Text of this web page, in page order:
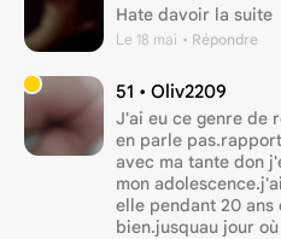
Hate davoir la suite
Le 18 mai • Répondre
51 • Oliv2209
J'ai eu ce genre de
en parle
avec ma tante don
mon
elle pendant 20
bien.jusquau jour